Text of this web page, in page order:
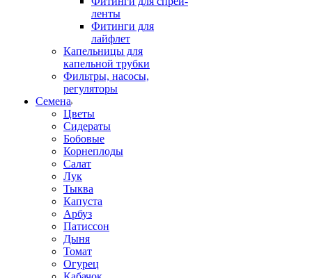
ленты
Фитинги для
лайфлет
Капельницы для
капельной трубки
Фильтры, насосы,
регуляторы
Семена
Цветы
Сидераты
Бобовые
Корнеплоды
Салат
Лук
Тыква
Капуста
Арбуз
Патиссон
Дыня
Томат
Огурец